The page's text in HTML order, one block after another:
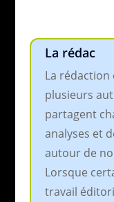
La rédac
La rédaction
plusieurs
partagent
analyses et
autour de
Lorsque
travail